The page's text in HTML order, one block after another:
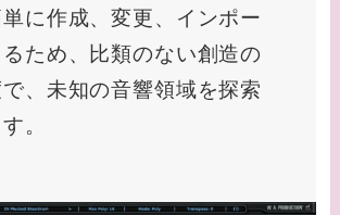
に作成、変更、インポー
るため、比類のない創造の
、未知の音響領域を探索
。